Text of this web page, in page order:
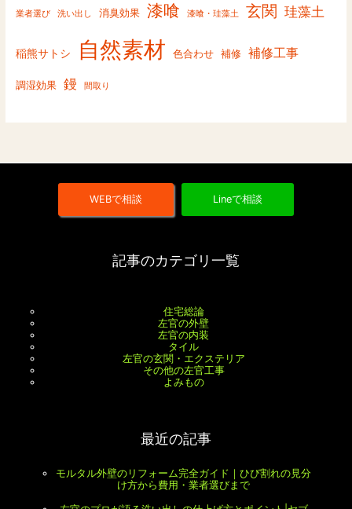
業者選び 洗い出し 消臭効果 漆喰 漆喰・珪藻土 玄関 珪藻土
稲熊サトシ 自然素材 色合わせ 補修 補修工事
調湿効果 鏝 間取り
WEBで相談 Lineで相談
記事のカテゴリ一覧
住宅総論
左官の外壁
左官の内装
タイル
左官の玄関・エクステリア
その他の左官工事
よみもの
最近の記事
モルタル外壁のリフォーム完全ガイド｜ひび割れの見分
け方から費用・業者選びまで